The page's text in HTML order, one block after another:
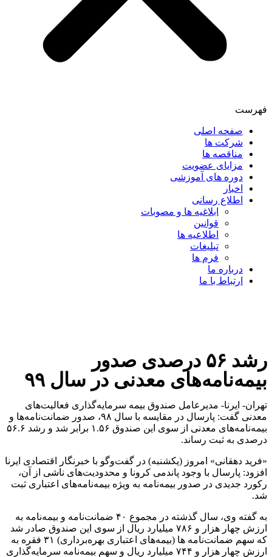
فهرست
صفحه اصلی
شرکت ها
مناقصه ها
مزایای عضویت
دوره های آموزشی
اخبار
اطلاع رسانی
ابلاغیه ها و مصوبات
قوانین
اطلاعیه ها
تبلیغات
فرم ها
درباره ما
ارتباط با ما
رشد ۵۶ درصدی صدور
بیمه‌نامه‌های معدنی در سال ۹۹
تهران- ایرنا- مدیرعامل صندوق بیمه سرمایه‌گذاری فعالیت‌های
معدنی گفت: پارسال در مقایسه با سال ۹۸، صدور ضمانت‌نامه‌ها و
بیمه‌نامه‌های معدنی از سوی این صندوق ۱.۵۶ برابر شد و رشد ۵۶.۶
درصدی به ثبت رساند.
«فرید دهقانی»‌ امروز (یکشنبه) در گفت‌وگو با خبرنگار اقتصادی ایرنا
افزود: پارسال با وجود پاندمی کرونا و محدودیت‌های ناشی از آن،
رکورد جدیدی در صدور بیمه‌نامه به ویژه بیمه‌نامه‌های اعتباری ثبت
شد.
به گفته وی، سال گذشته در مجموع ۴۰ ضمانت‌نامه و بیمه‌نامه به
ارزش چهار هزار و ۷۸۶ میلیارد ریال از سوی این صندوق صادر شد
که سهم ضمانت‌نامه ها (بیمه‌های اعتباری بهره‌برداری) ۳۱ فقره به
ارزش چهار هزار و ۷۴۴ میلیارد ریال و سهم بیمه‌نامه سرمایه‌گذاری